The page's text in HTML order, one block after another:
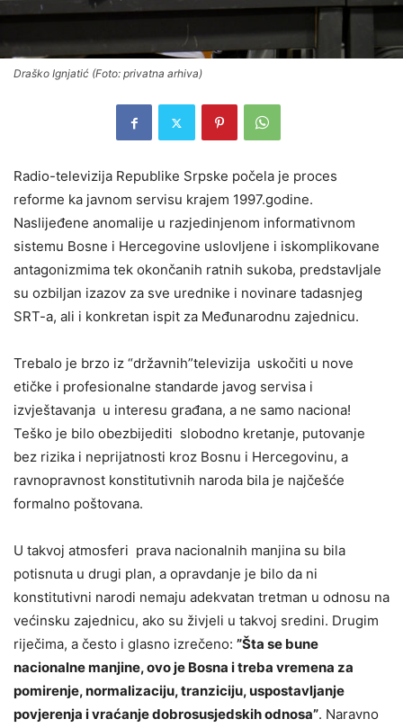
Draško Ignjatić (Foto: privatna arhiva)
Radio-televizija Republike Srpske počela je proces
reforme ka javnom servisu krajem 1997.godine.
Naslijeđene anomalije u razjedinjenom informativnom
sistemu Bosne i Hercegovine uslovljene i iskomplikovane
antagonizmima tek okončanih ratnih sukoba, predstavljale
su ozbiljan izazov za sve urednike i novinare tadasnjeg
SRT-a, ali i konkretan ispit za Međunarodnu zajednicu.
Trebalo je brzo iz “državnih”televizija uskočiti u nove
etičke i profesionalne standarde javog servisa i
izvještavanja u interesu građana, a ne samo naciona!
Teško je bilo obezbijediti slobodno kretanje, putovanje
bez rizika i neprijatnosti kroz Bosnu i Hercegovinu, a
ravnopravnost konstitutivnih naroda bila je najčešće
formalno poštovana.
U takvoj atmosferi prava nacionalnih manjina su bila
potisnuta u drugi plan, a opravdanje je bilo da ni
konstitutivni narodi nemaju adekvatan tretman u odnosu na
većinsku zajednicu, ako su živjeli u takvoj sredini. Drugim
riječima, a često i glasno izrečeno: ”Šta se bune
nacionalne manjine, ovo je Bosna i treba vremena za
pomirenje, normalizaciju, tranziciju, uspostavljanje
povjerenja i vraćanje dobrosusjedskih odnosa”. Naravno